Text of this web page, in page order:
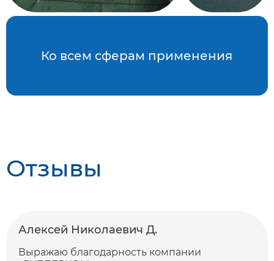
Ко всем сферам применения
Отзывы
Алексей Николаевич Д.
Выражаю благодарность компании